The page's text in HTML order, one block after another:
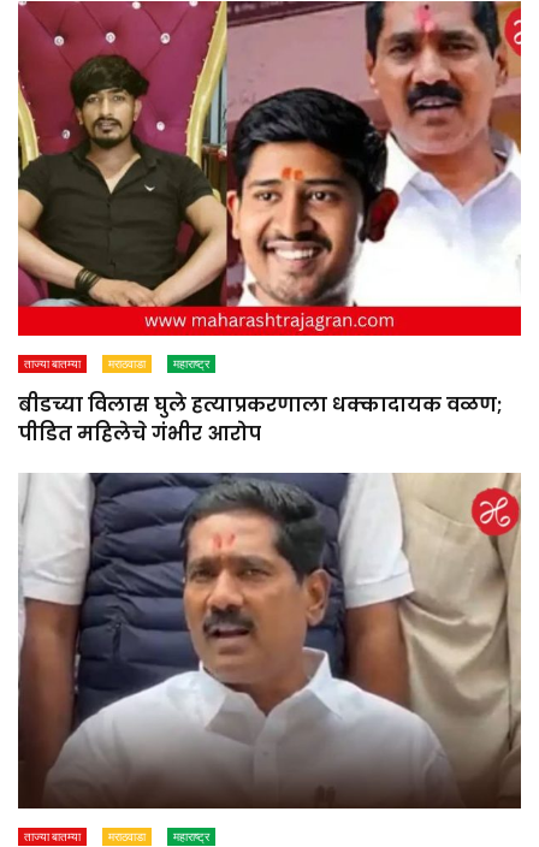
ताज्या बातम्या मराठवाडा महाराष्ट्र
बीडच्या विलास घुले हत्याप्रकरणाला धक्कादायक वळण;
पीडित महिलेचे गंभीर आरोप
ताज्या बातम्या मराठवाडा महाराष्ट्र